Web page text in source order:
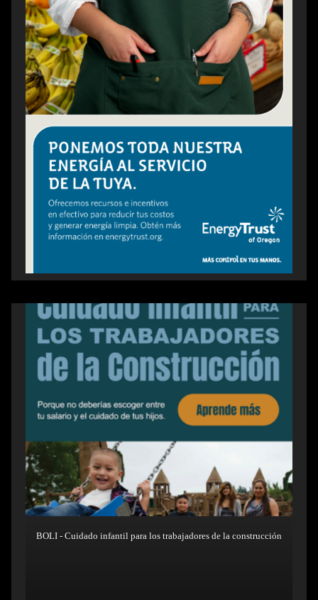
BOLI - Cuidado infantil para los trabajadores de la construcción